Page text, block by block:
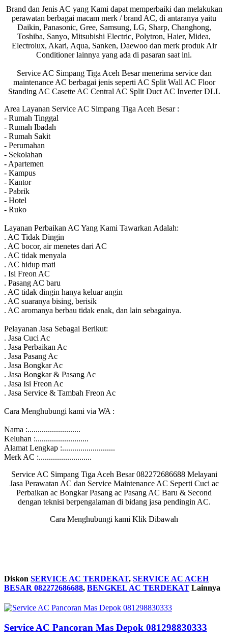
Brand dan Jenis AC yang Kami dapat memperbaiki dan melakukan
perawatan berbagai macam merk / brand AC, di antaranya yaitu
Daikin, Panasonic, Gree, Samsung, LG, Sharp, Changhong,
Toshiba, Sanyo, Mitsubishi Electric, Polytron, Haier, Midea,
Electrolux, Akari, Aqua, Sanken, Daewoo dan merk produk Air
Conditioner lainnya yang ada di pasaran saat ini.
Service AC Simpang Tiga Aceh Besar menerima service dan
maintenance AC berbagai jenis seperti AC Split Wall AC Floor
Standing AC Casette AC Central AC Split Duct AC Inverter DLL
Area Layanan Service AC Simpang Tiga Aceh Besar :
- Rumah Tinggal
- Rumah Ibadah
- Rumah Sakit
- Perumahan
- Sekolahan
- Apartemen
- Kampus
- Kantor
- Pabrik
- Hotel
- Ruko
Layanan Perbaikan AC Yang Kami Tawarkan Adalah:
. AC Tidak Dingin
. AC bocor, air menetes dari AC
. AC tidak menyala
. AC hidup mati
. Isi Freon AC
. Pasang AC baru
. AC tidak dingin hanya keluar angin
. AC suaranya bising, berisik
. AC aromanya berbau tidak enak, dan lain sebagainya.
Pelayanan Jasa Sebagai Berikut:
. Jasa Cuci Ac
. Jasa Perbaikan Ac
. Jasa Pasang Ac
. Jasa Bongkar Ac
. Jasa Bongkar & Pasang Ac
. Jasa Isi Freon Ac
. Jasa Service & Tambah Freon Ac
Cara Menghubungi kami via WA :
Nama :..........................
Keluhan :..........................
Alamat Lengkap :..........................
Merk AC :..........................
Service AC Simpang Tiga Aceh Besar 082272686688 Melayani
Jasa Perawatan AC dan Service Maintenance AC Seperti Cuci ac
Perbaikan ac Bongkar Pasang ac Pasang AC Baru & Second
dengan teknisi berpengalaman di bidang jasa pendingin AC.
Cara Menghubungi kami Klik Dibawah
Diskon SERVICE AC TERDEKAT, SERVICE AC ACEH
BESAR 082272686688, BENGKEL AC TERDEKAT Lainnya
Service AC Pancoran Mas Depok 081298830333